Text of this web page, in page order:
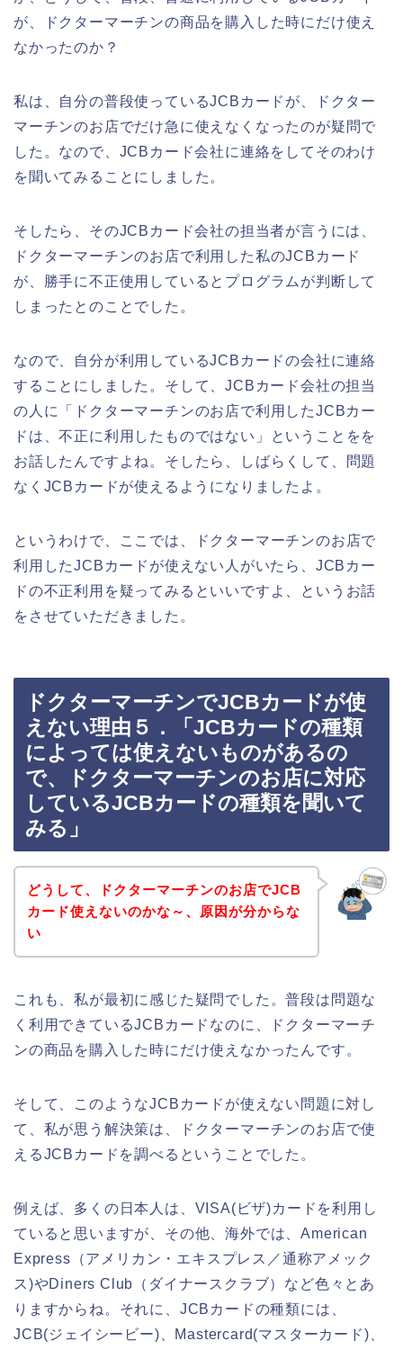
が、ドクターマーチンの商品を購入した時にだけ使え
なかったのか？
私は、自分の普段使っているJCBカードが、ドクター
マーチンのお店でだけ急に使えなくなったのが疑問で
した。なので、JCBカード会社に連絡をしてそのわけ
を聞いてみることにしました。
そしたら、そのJCBカード会社の担当者が言うには、
ドクターマーチンのお店で利用した私のJCBカード
が、勝手に不正使用しているとプログラムが判断して
しまったとのことでした。
なので、自分が利用しているJCBカードの会社に連絡
することにしました。そして、JCBカード会社の担当
の人に「ドクターマーチンのお店で利用したJCBカー
ドは、不正に利用したものではない」ということをを
お話したんですよね。そしたら、しばらくして、問題
なくJCBカードが使えるようになりましたよ。
というわけで、ここでは、ドクターマーチンのお店で
利用したJCBカードが使えない人がいたら、JCBカー
ドの不正利用を疑ってみるといいですよ、というお話
をさせていただきました。
ドクターマーチンでJCBカードが使
えない理由５．「JCBカードの種類
によっては使えないものがあるの
で、ドクターマーチンのお店に対応
しているJCBカードの種類を聞いて
みる」
どうして、ドクターマーチンのお店でJCB
カード使えないのかな～、原因が分からな
い
これも、私が最初に感じた疑問でした。普段は問題な
く利用できているJCBカードなのに、ドクターマーチ
ンの商品を購入した時にだけ使えなかったんです。
そして、このようなJCBカードが使えない問題に対し
て、私が思う解決策は、ドクターマーチンのお店で使
えるJCBカードを調べるということでした。
例えば、多くの日本人は、VISA(ビザ)カードを利用し
ていると思いますが、その他、海外では、American
Express（アメリカン・エキスプレス／通称アメック
ス)やDiners Club（ダイナースクラブ）など色々とあ
りますからね。それに、JCBカードの種類には、
JCB(ジェイシービー)、Mastercard(マスターカード)、